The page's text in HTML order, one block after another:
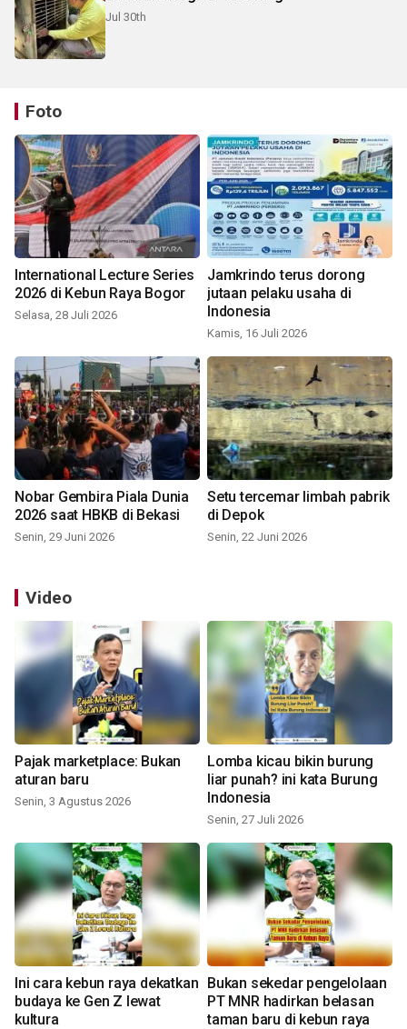
Jul 30th
Foto
International Lecture Series
2026 di Kebun Raya Bogor
Selasa, 28 Juli 2026
Jamkrindo terus dorong
jutaan pelaku usaha di
Indonesia
Kamis, 16 Juli 2026
Nobar Gembira Piala Dunia
2026 saat HBKB di Bekasi
Senin, 29 Juni 2026
Setu tercemar limbah pabrik
di Depok
Senin, 22 Juni 2026
Video
Pajak marketplace: Bukan
aturan baru
Senin, 3 Agustus 2026
Lomba kicau bikin burung
liar punah? ini kata Burung
Indonesia
Senin, 27 Juli 2026
Ini cara kebun raya dekatkan
budaya ke Gen Z lewat
kultura
Bukan sekedar pengelolaan
PT MNR hadirkan belasan
taman baru di kebun raya